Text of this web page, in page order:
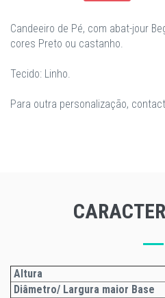
Candeeiro de Pé, com abat-jour
cores Preto ou castanho.
Tecido: Linho.
Para outra personalização,
Altura
Diâmetro/ Largura maior Base